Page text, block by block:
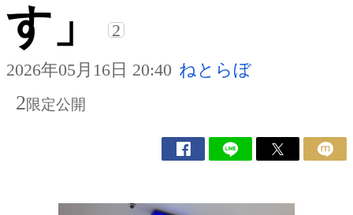
す」
2
2026年05月16日 20:40 ねとらぼ
2限定公開